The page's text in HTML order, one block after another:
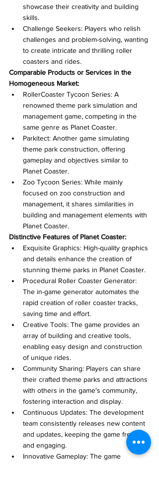
showcase their creativity and building
skills.
Challenge Seekers: Players who relish
challenges and problem-solving, wanting
to create intricate and thrilling roller
coasters and rides.
Comparable Products or Services in the
Homogeneous Market:
RollerCoaster Tycoon Series: A
renowned theme park simulation and
management game, competing in the
same genre as Planet Coaster.
Parkitect: Another game simulating
theme park construction, offering
gameplay and objectives similar to
Planet Coaster.
Zoo Tycoon Series: While mainly
focused on zoo construction and
management, it shares similarities in
building and management elements with
Planet Coaster.
Distinctive Features of Planet Coaster:
Exquisite Graphics: High-quality graphics
and details enhance the creation of
stunning theme parks in Planet Coaster.
Procedural Roller Coaster Generator:
The in-game generator automates the
rapid creation of roller coaster tracks,
saving time and effort.
Creative Tools: The game provides an
array of building and creative tools,
enabling easy design and construction
of unique rides.
Community Sharing: Players can share
their crafted theme parks and attractions
with others in the game's community,
fostering interaction and display.
Continuous Updates: The development
team consistently releases new content
and updates, keeping the game fresh
and engaging.
Innovative Gameplay: The game